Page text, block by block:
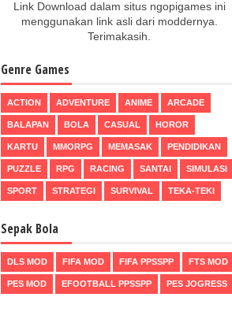
Link Download dalam situs ngopigames ini
menggunakan link asli dari moddernya.
Terimakasih.
Genre Games
ACTION ADVENTURE ANIME ARCADE
BALAPAN BOLA CASUAL HOROR
KARTU MMORPG MEMASAK PENDIDIKAN
PUZZLE RPG RACING SANTAI SIMULASI
SPORT STRATEGI SURVIVAL TEKA-TEKI
Sepak Bola
DLS MOD FIFA MOD FIFA PPSSPP FTS MOD
PES MOD EFOOTBALL PPSSPP PES JOGRESS